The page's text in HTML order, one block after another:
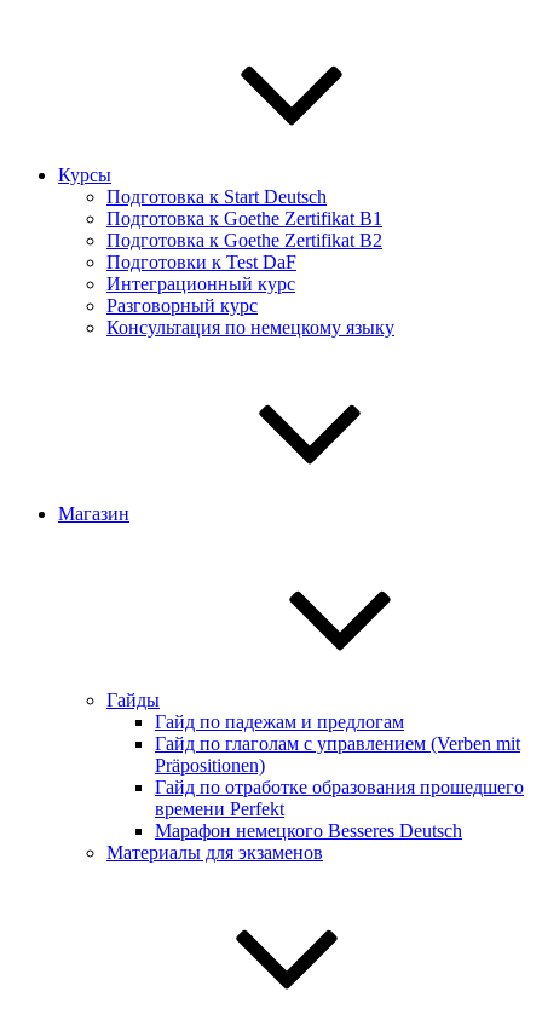
Курсы
Подготовка к Start Deutsch
Подготовка к Goethe Zertifikat B1
Подготовка к Goethe Zertifikat B2
Подготовки к Test DaF
Интеграционный курс
Разговорный курс
Консультация по немецкому языку
Магазин
Гайды
Гайд по падежам и предлогам
Гайд по глаголам с управлением (Verben mit
Präpositionen)
Гайд по отработке образования прошедшего
времени Perfekt
Марафон немецкого Besseres Deutsch
Материалы для экзаменов